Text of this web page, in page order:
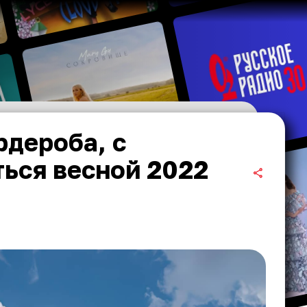
с
весной 2022